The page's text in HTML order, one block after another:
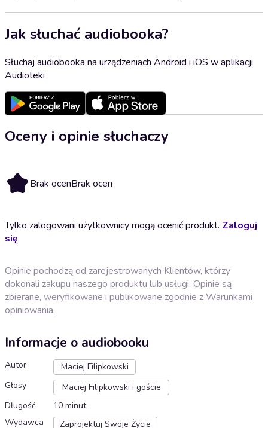
Jak słuchać audiobooka?
Słuchaj audiobooka na urządzeniach Android i iOS w aplikacji
Audioteki
Oceny i opinie słuchaczy
Brak ocenBrak ocen
Tylko zalogowani użytkownicy mogą ocenić produkt. Zaloguj
się
Opinie pochodzą od zarejestrowanych Klientów, którzy
dokonali zakupu naszego produktu lub usługi. Opinie są
zbierane, weryfikowane i publikowane zgodnie zWarunkami
opiniowania.
Informacje o audiobooku
Autor
Maciej Filipkowski
Głosy
Maciej Filipkowski i goście
Długość
10 minut
Wydawca
Zaprojektuj Swoje Życie